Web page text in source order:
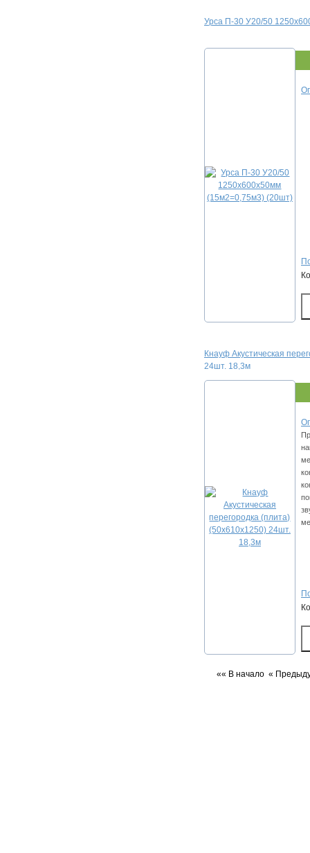
Урса П-30 У20/50
Кнауф Акустическая
24шт. 18,3м
«« В начало «